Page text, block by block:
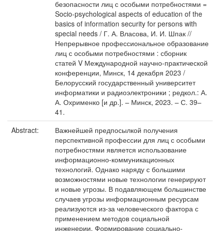
безопасности лиц с особыми потребностями =
Socio-psychological aspects of education of the
basics of information security for persons with
special needs / Г. А. Власова, И. И. Шпак //
Непрерывное профессиональное образование
лиц с особыми потребностями : сборник
статей V Международной научно-практической
конференции, Минск, 14 декабря 2023 /
Белорусский государственный университет
информатики и радиоэлектроники ; редкол.: А.
А. Охрименко [и др.]. – Минск, 2023. – С. 39–
41.
Abstract:
Важнейшей предпосылкой получения
перспективной профессии для лиц с особыми
потребностями является использование
информационно-коммуникационных
технологий. Однако наряду с большими
возможностями новые технологии генерируют
и новые угрозы. В подавляющем большинстве
случаев угрозы информационным ресурсам
реализуются из-за человеческого фактора с
применением методов социальной
инженерии. Формирование социально-